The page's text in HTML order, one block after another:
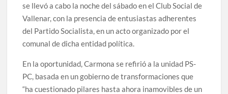
se llevó a cabo la noche del sábado en el Club Social de
Vallenar, con la presencia de entusiastas adherentes
del Partido Socialista, en un acto organizado por el
comunal de dicha entidad política.
En la oportunidad, Carmona se refirió a la unidad PS-
PC, basada en un gobierno de transformaciones que
“ha cuestionado pilares hasta ahora inamovibles de un